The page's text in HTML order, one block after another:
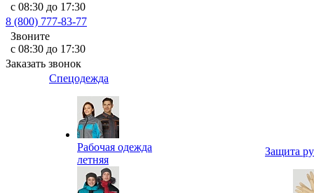
с 08:30 до 17:30
8 (800) 777-83-77
Звоните
с 08:30 до 17:30
Заказать звонок
Спецодежда
Рабочая одежда
летняя
Защита